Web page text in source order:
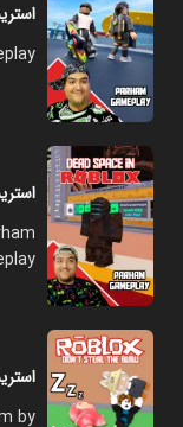
استریم
by